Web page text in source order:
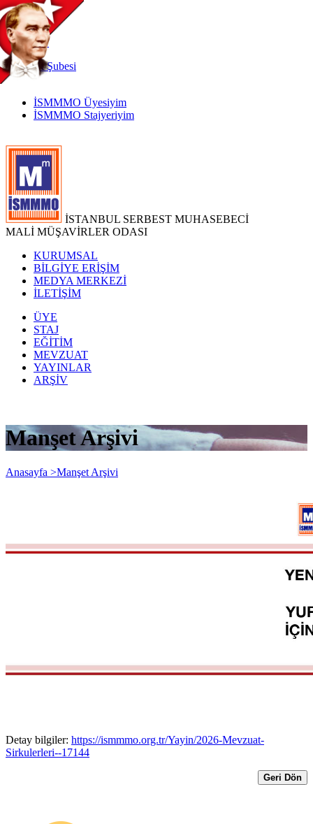
TR
|
EN
İnternetŞubesi
İSMMMO Üyesiyim
İSMMMO Stajyeriyim
İSTANBUL SERBEST MUHASEBECİ
MALİ MÜŞAVİRLER ODASI
KURUMSAL
BİLGİYE ERİŞİM
MEDYA MERKEZİ
İLETİŞİM
ÜYE
STAJ
EĞİTİM
MEVZUAT
YAYINLAR
ARŞİV
Manşet Arşivi
Anasayfa >Manşet Arşivi
Mevzuat Sirküleri 2026/56-1: Yeni Varlık
Barışı Düzenlemesi Kapsamında Yurtdışı
Bildirimde Bulunma Usulü
Detay bilgiler: https://ismmmo.org.tr/Yayin/2026-Mevzuat-
Sirkulerleri--17144
Geri Dön